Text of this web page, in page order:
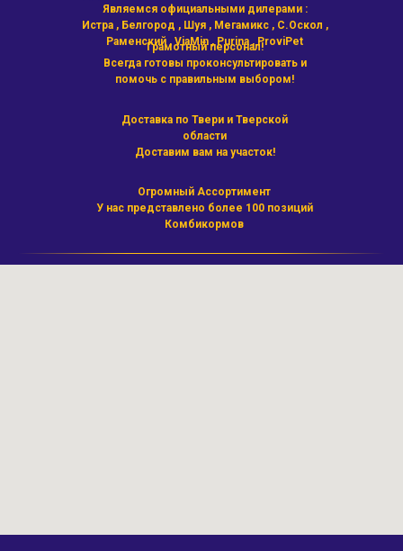
Являемся официальными дилерами :
Истра , Белгород , Шуя , Мегамикс , С.Оскол ,
Раменский , ViaMin , Purina , ProviPet
Грамотный персонал!
Всегда готовы проконсультировать и
помочь с правильным выбором!
Доставка по Твери и Тверской
области
Доставим вам на участок!
Огромный Ассортимент
У нас представлено более 100 позиций
Комбикормов